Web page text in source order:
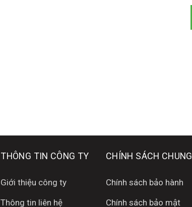
THÔNG TIN CÔNG TY
Giới thiệu công ty
Thông tin liên hệ
CHÍNH SÁCH CHUNG
Chính sách bảo hành
Chính sách bảo mật